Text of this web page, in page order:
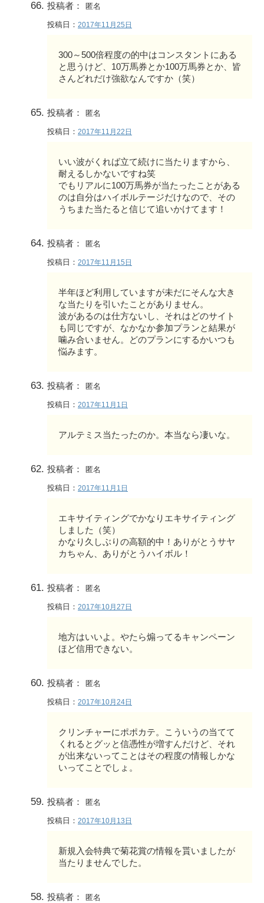
投稿者： 匿名
投稿日： 2017年11月25日
300～500倍程度の的中はコンスタントにある
と思うけど、10万馬券とか100万馬券とか、皆
さんどれだけ強欲なんですか（笑）
投稿者： 匿名
投稿日： 2017年11月22日
いい波がくれば立て続けに当たりますから、
耐えるしかないですね笑
でもリアルに100万馬券が当たったことがある
のは自分はハイボルテージだけなので、その
うちまた当たると信じて追いかけてます！
投稿者： 匿名
投稿日： 2017年11月15日
半年ほど利用していますが未だにそんな大き
な当たりを引いたことがありません。
波があるのは仕方ないし、それはどのサイト
も同じですが、なかなか参加プランと結果が
噛み合いません。どのプランにするかいつも
悩みます。
投稿者： 匿名
投稿日： 2017年11月1日
アルテミス当たったのか。本当なら凄いな。
投稿者： 匿名
投稿日： 2017年11月1日
エキサイティングでかなりエキサイティング
しました（笑）
かなり久しぶりの高額的中！ありがとうサヤ
カちゃん、ありがとうハイボル！
投稿者： 匿名
投稿日： 2017年10月27日
地方はいいよ。やたら煽ってるキャンペーン
ほど信用できない。
投稿者： 匿名
投稿日： 2017年10月24日
クリンチャーにポポカテ。こういうの当てて
くれるとグッと信憑性が増すんだけど、それ
が出来ないってことはその程度の情報しかな
いってことでしょ。
投稿者： 匿名
投稿日： 2017年10月13日
新規入会特典で菊花賞の情報を貰いましたが
当たりませんでした。
投稿者： 匿名